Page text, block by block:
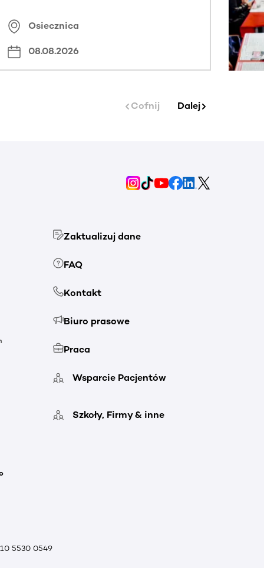
Osiecznica
08.08.2026
Cofnij Dalej
Zaktualizuj dane
FAQ
Kontakt
Biuro prasowe
Praca
Wsparcie Pacjentów
Szkoły, Firmy & inne
5530 0549